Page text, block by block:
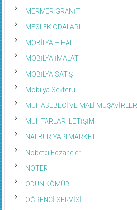
MERMER GRANİT
MESLEK ODALARI
MOBİLYA – HALI
MOBİLYA İMALAT
MOBİLYA SATIŞ
Mobilya Sektörü
MUHASEBECİ VE MALİ MÜŞAVİRLER
MUHTARLAR İLETİŞİM
NALBUR YAPI MARKET
Nöbetci Eczaneler
NOTER
ODUN KÖMÜR
ÖĞRENCİ SERVİSİ